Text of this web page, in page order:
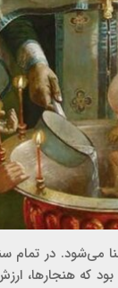
می‌شود. در
که هنجارها،